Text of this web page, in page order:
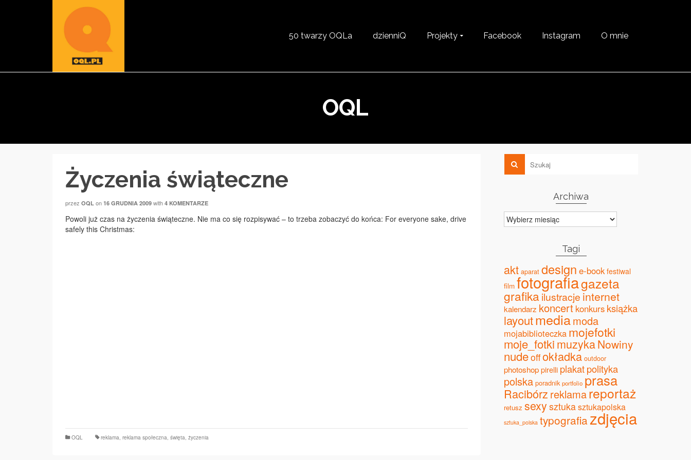
50 twarzy OQLa dzienniQ Projekty Facebook Instagram O mnie
OQL
Życzenia świąteczne
przez OQL on 16 GRUDNIA 2009 with 4 KOMENTARZE
Powoli już czas na życzenia świąteczne. Nie ma co się rozpisywać – to trzeba zobaczyć do końca: For everyone sake, drive
safely this Christmas:
OQL reklama, reklama społeczna, święta, życzenia
Archiwa
Archiwa
Tagi
akt aparat design e-book festiwal
film fotografiagazeta
grafika ilustracjeinternet
kalendarz koncert konkurs książka
layoutmediamoda
mojabiblioteczka mojefotki
moje_fotkimuzykaNowiny
nudeoffokładka outdoor
photoshop pirelli plakat polityka
polska poradnik portfolio prasa
Racibórz reklamareportaż
retusz sexy sztukasztukapolska
sztuka_polska typografia zdjęcia